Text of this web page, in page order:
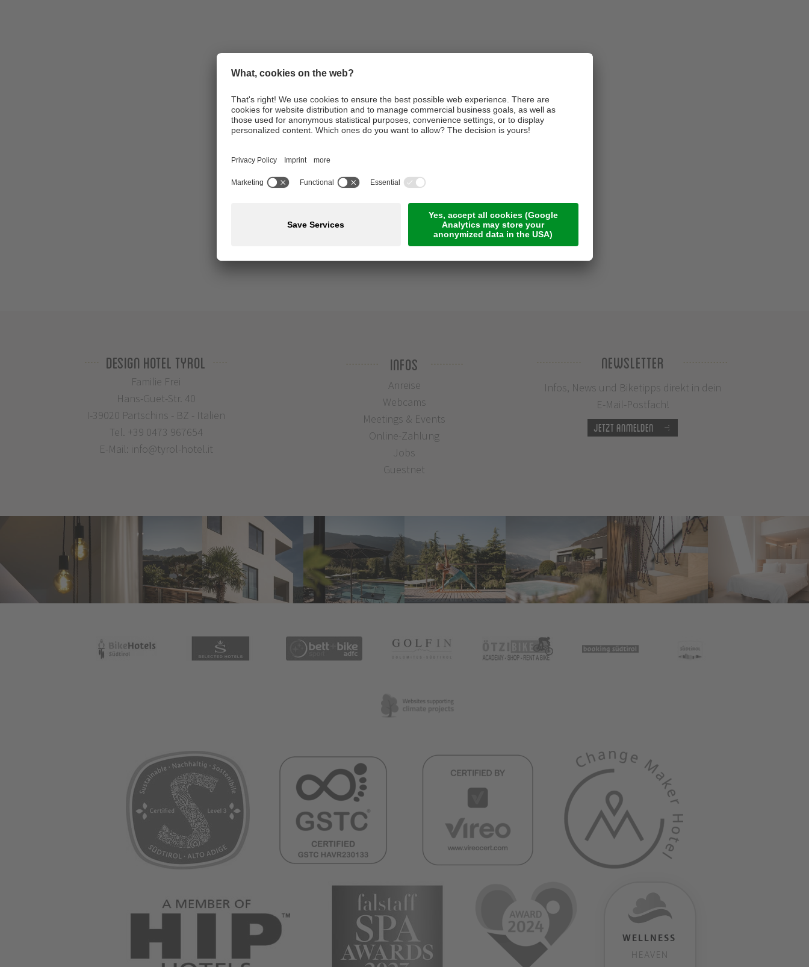
Design Hotel Tyrol
Familie Frei
Hans-Guet-Str. 40
I-39020 Partschins - BZ - Italien
Tel. +39 0473 967654
E-Mail: info@tyrol-hotel.it
Infos
Anreise
Webcams
Meetings & Events
Online-Zahlung
Jobs
Guestnet
Newsletter
Infos, News und Biketipps direkt in dein
E-Mail-Postfach!
Jetzt anmelden
WELLNESS
HEAVEN